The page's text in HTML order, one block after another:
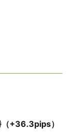
+36.3pips）